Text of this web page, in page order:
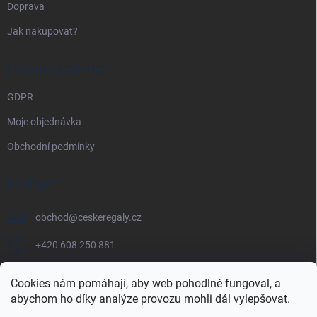
Cookies nám pomáhají, aby web pohodlně fungoval, a
abychom ho díky analýze provozu mohli dál vylepšovat.
Doprava
Jak nakupovat?
PRÁVNÍ INFORMACE
GDPR
Moje objednávka
Obchodní podmínky
KONTAKT
obchod@ceskeregaly.cz
+420 608 250 881